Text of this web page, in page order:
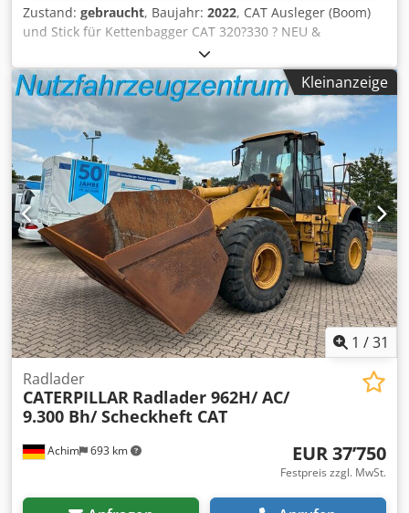
Zustand: gebraucht, Baujahr: 2022, CAT Ausleger (Boom)
und Stick für Kettenbagger CAT 320?330 ? NEU &
unbenutzt Zum Verkauf steht ein original CAT-Ausleger
(Boom) passend für Kettenbagger der Baureihe CAT 320
bis CAT 330. Der Ausleger ist fabrikneu und unbenutzt. Er
wird komplett inklusive Hydraulikleitungen und
Hubzylinder verkauft und ist sofort einsatzbereit. Details:*
Original CAT-Ausleger * Passend für CAT 320?330 (je nach
Ausführung) Cjdpfx Afeziyb Dsdjrf * Neu, unbenutzt *
Inklusive Hubzylinder * Hydraulikleitungen bereits
montiert * Sofort verfügbar Ideal als Ersatzteil oder für
den Umbau bzw. die Instandsetzung eines Baggers.
Kleinanzeige
1 /31
Achim 693 km
Radlader
CATERPILLAR Radlader 962H/ AC/
9.300 Bh/ Scheckheft CAT
EUR 37’750
Festpreis zzgl. MwSt.